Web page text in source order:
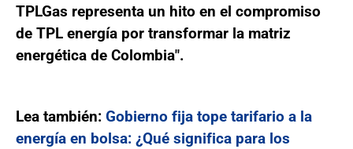
TPLGas representa un hito en el compromiso
de TPL energía por transformar la matriz
energética de Colombia".
Lea también: Gobierno fija tope tarifario a la
energía en bolsa: ¿Qué significa para los